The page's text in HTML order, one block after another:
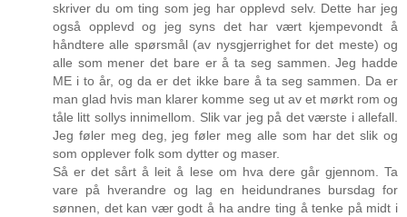
skriver du om ting som jeg har opplevd selv. Dette har jeg
også opplevd og jeg syns det har vært kjempevondt å
håndtere alle spørsmål (av nysgjerrighet for det meste) og
alle som mener det bare er å ta seg sammen. Jeg hadde
ME i to år, og da er det ikke bare å ta seg sammen. Da er
man glad hvis man klarer komme seg ut av et mørkt rom og
tåle litt sollys innimellom. Slik var jeg på det værste i allefall.
Jeg føler meg deg, jeg føler meg alle som har det slik og
som opplever folk som dytter og maser.
Så er det sårt å leit å lese om hva dere går gjennom. Ta
vare på hverandre og lag en heidundranes bursdag for
sønnen, det kan vær godt å ha andre ting å tenke på midt i